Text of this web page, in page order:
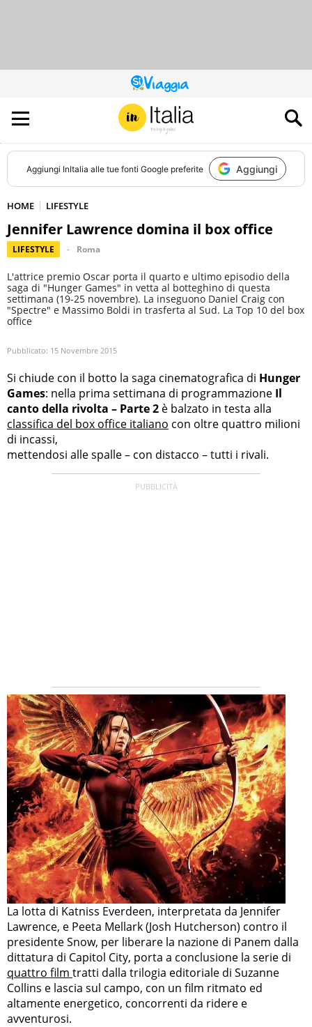
QUESTO
SITO
CONTRIBUISCE
ALL’AUDIENCE
DI
Aggiungi InItalia alle tue fonti Google preferite Aggiungi
HOME LIFESTYLE
Jennifer Lawrence domina il box office
LIFESTYLE Roma
L'attrice premio Oscar porta il quarto e ultimo episodio della
saga di "Hunger Games" in vetta al botteghino di questa
settimana (19-25 novembre). La inseguono Daniel Craig con
"Spectre" e Massimo Boldi in trasferta al Sud. La Top 10 del box
office
Pubblicato: 15 Novembre 2015
Si chiude con il botto la saga cinematografica di Hunger
Games: nella prima settimana di programmazione Il
canto della rivolta – Parte 2 è balzato in testa alla
classifica del box office italiano con oltre quattro milioni
di incassi,
mettendosi alle spalle – con distacco – tutti i rivali.
La lotta di Katniss Everdeen, interpretata da Jennifer
Lawrence, e Peeta Mellark (Josh Hutcherson) contro il
presidente Snow, per liberare la nazione di Panem dalla
dittatura di Capitol City, porta a conclusione la serie di
quattro film tratti dalla trilogia editoriale di Suzanne
Collins e lascia sul campo, con un film ritmato ed
altamente energetico, concorrenti da ridere e
avventurosi.